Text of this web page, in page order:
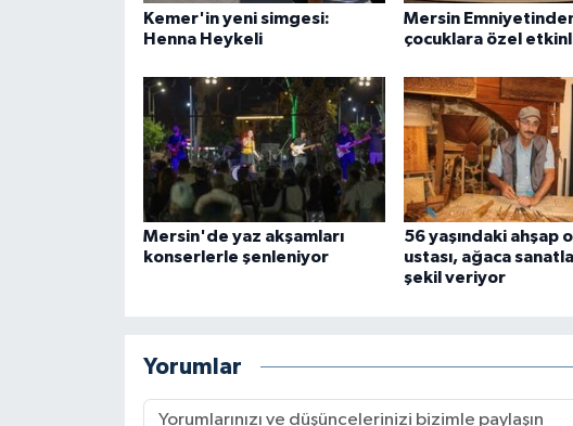
Kemer'in yeni simgesi:
Henna Heykeli
Mersin
çocuklara özel
Mersin'de yaz akşamları
konserlerle şenleniyor
56 yaşındaki ahşap
ustası, ağaca
şekil veriyor
Yorumlar